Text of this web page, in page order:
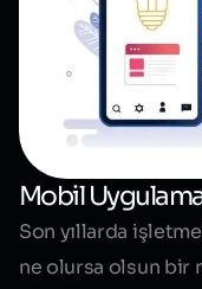
Mobil
Son yıllarda
ne olursa olsun bir